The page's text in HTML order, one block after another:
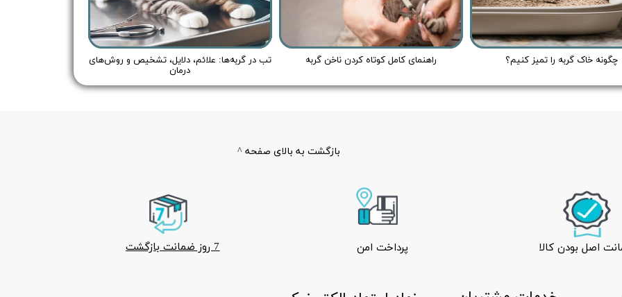
چگونه خاک گربه را تمیز کنیم؟ راهنمای کامل کوتاه کردن ناخن گربه
تب در گربه‌ها: علائم، دلایل، تشخیص و روش‌های
درمان
اصل بودن کالا پرداخت امن 7 روز ضمانت بازگشت
بازگشت به بالای صفحه ^